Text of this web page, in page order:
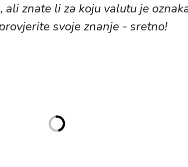
ali znate li za koju valutu je
svoje znanje - sretno!